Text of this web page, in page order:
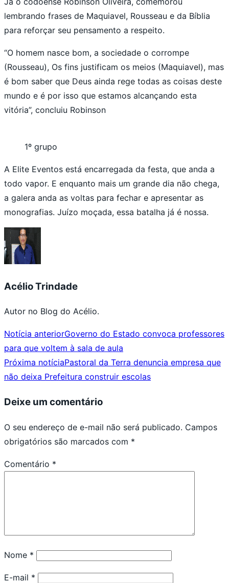
lembrando frases de Maquiavel, Rousseau e da Bíblia
para reforçar seu pensamento a respeito.
“O homem nasce bom, a sociedade o corrompe
(Rousseau), Os fins justificam os meios (Maquiavel), mas
é bom saber que Deus ainda rege todas as coisas deste
mundo e é por isso que estamos alcançando esta
vitória”, concluiu Robinson
1º grupo
A Elite Eventos está encarregada da festa, que anda a
todo vapor. E enquanto mais um grande dia não chega,
a galera anda as voltas para fechar e apresentar as
monografias. Juízo moçada, essa batalha já é nossa.
Acélio Trindade
Autor no Blog do Acélio.
Notícia anteriorGoverno do Estado convoca professores
para que voltem à sala de aula
Próxima notíciaPastoral da Terra denuncia empresa que
não deixa Prefeitura construir escolas
Deixe um comentário
O seu endereço de e-mail não será publicado. Campos
obrigatórios são marcados com *
Comentário *
Nome *
E-mail *